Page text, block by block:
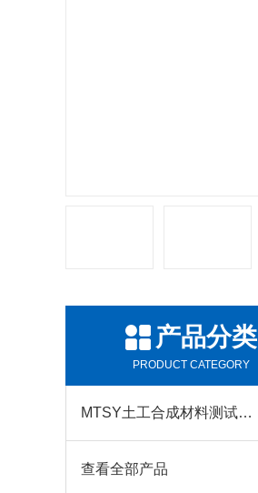
产品分类
PRODUCT CATEGORY
MTSY土工合成材料测试仪器系列
查看全部产品